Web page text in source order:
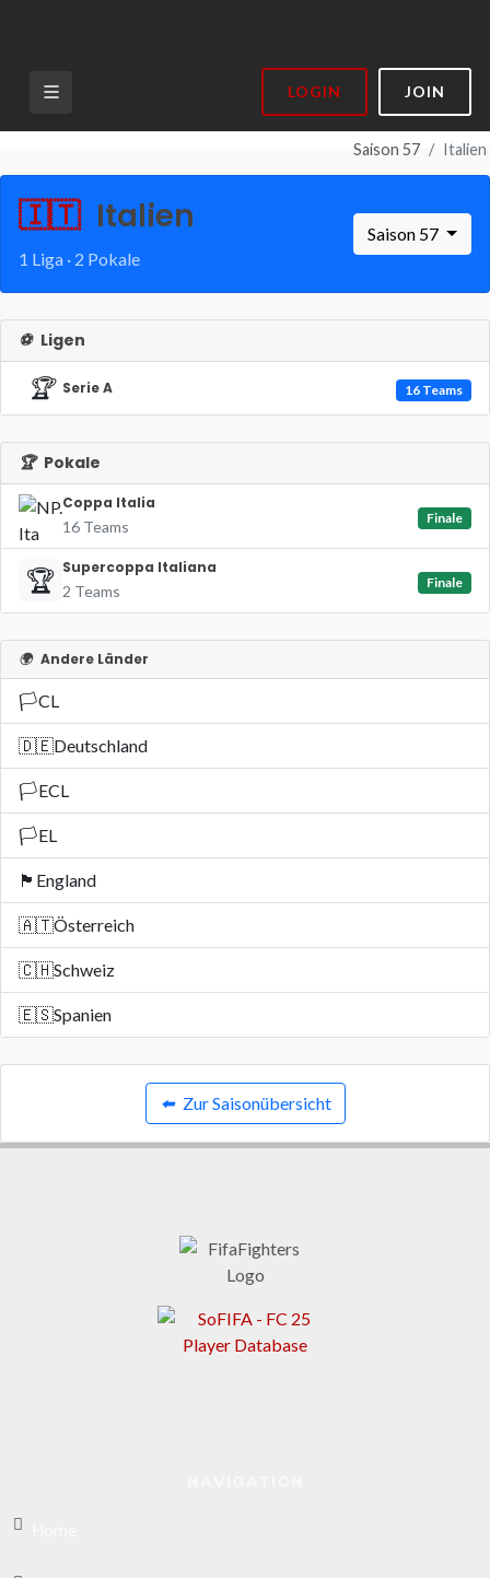
LOGIN JOIN
Saison 57 Italien
🇮🇹 Italien
1 Liga · 2 Pokale
Saison 57
⚽ Ligen
🏆 Serie A 16 Teams
🏆 Pokale
Coppa Italia
16 Teams
Finale
🏆 Supercoppa Italiana
2 Teams
Finale
🌍 Andere Länder
🏳️CL
🇩🇪Deutschland
🏳️ECL
🏳️EL
🏴󠁧󠁢󠁥󠁮󠁧󠁿 England
🇦🇹Österreich
🇨🇭Schweiz
🇪🇸Spanien
⬅️ Zur Saisonübersicht